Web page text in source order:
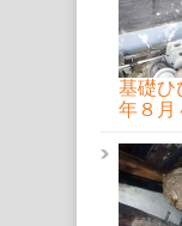
基礎
年８